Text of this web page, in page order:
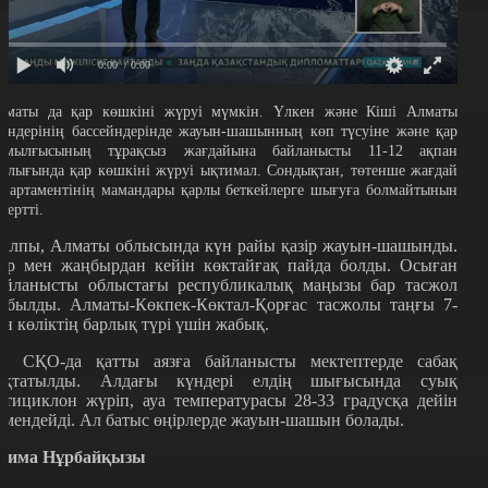
0:00 / 0:00
да қар көшкіні жүруі мүмкін. Үлкен және Кіші Алматы
бассейндерінде жауын-шашынның көп түсуіне және қар
тұрақсыз жағдайына байланысты 11-12 ақпан
қар көшкіні жүруі ықтимал. Сондықтан, төтенше жағдай
мамандары қарлы беткейлерге шығуға болмайтынын
Алматы облысында күн райы қазір жауын-шашынды.
мен жаңбырдан кейін көктайғақ пайда болды. Осыған
облыстағы республикалық маңызы бар тасжол
Алматы-Көкпек-Көктал-Қорғас тасжолы таңғы 7-
көліктің барлық түрі үшін жабық.
СҚО-да қатты аязға байланысты мектептерде сабақ
Алдағы күндері елдің шығысында суық
жүріп, ауа температурасы 28-33 градусқа дейін
Ал батыс өңірлерде жауын-шашын болады.
Нұрбайқызы